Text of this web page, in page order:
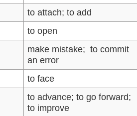
to attach; to add
to open
make mistake; to commit
an error
to face
to advance; to go forward;
to improve